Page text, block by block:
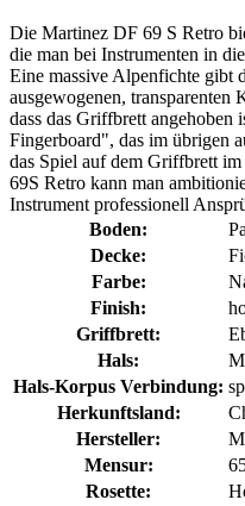
Die Martinez DF 69 S Retro
die man bei Instrumenten in
Eine massive Alpenfichte gibt
ausgewogenen, transparenten
dass das Griffbrett angehoben
Fingerboard", das im übrigen
das Spiel auf dem Griffbrett
69S Retro kann man
Instrument professionell
Boden:
Decke:
Farbe:
Finish:
Griffbrett:
Hals:
Hals-Korpus Verbindung:
Herkunftsland:
Hersteller:
Mensur:
Rosette: